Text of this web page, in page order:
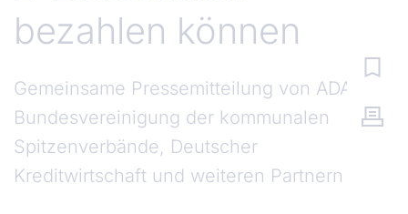
bezahlen können
Gemeinsame Pressemitteilung von ADAC,
Bundesvereinigung der kommunalen
Spitzenverbände, Deutscher
Kreditwirtschaft und weiteren Partnern